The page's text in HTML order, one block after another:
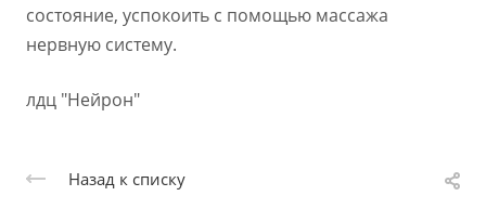
состояние, успокоить с помощью массажа
нервную систему.
лдц "Нейрон"
Назад к списку